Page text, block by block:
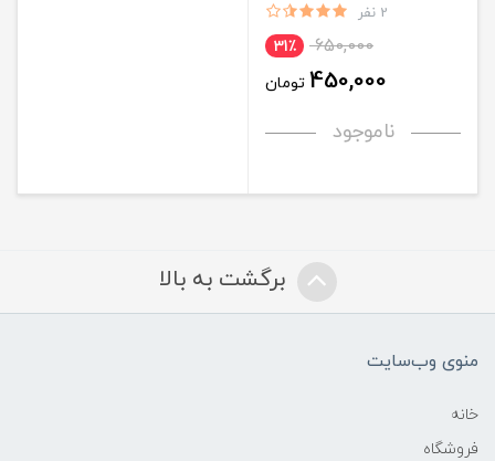
2 نفر
650,000 31٪
450,000 تومان
ناموجود
برگشت به بالا
منوی وب‌سایت
خانه
فروشگاه